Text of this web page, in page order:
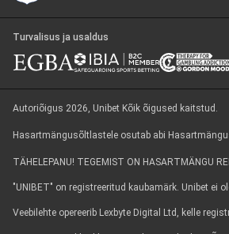
Turvalisus ja usaldus
Autoriõigus 2026, Unibet Kõik õigused kaitstud.
Hasartmängusõltlastele osutab abi
TÄHELEPANU! TEGEMIST ON HASARTMÄNGU
"UNIBET" on registreeritud kaubamärk. Unibet ei
Veebilehte opereerib Lexbyte Digital Ltd, kelle